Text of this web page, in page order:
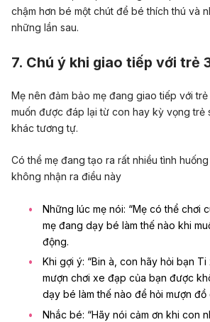
chậm hơn bé một chút để bé thích thú và
những lần sau.
7. Chú ý khi giao tiếp với trẻ
Mẹ nên đảm bảo mẹ đang giao tiếp với
muốn được đáp lại từ con hay kỳ vọng trẻ
khác tương tự.
Có thể mẹ đang tạo ra rất nhiều tình
không nhận ra điều này
Những lúc mẹ nói: “Mẹ có thể chơi
mẹ đang dạy bé làm thế nào khi
động.
Khi gợi ý: “Bin à, con hãy hỏi bạn
mượn chơi xe đạp của bạn được
dạy bé làm thế nào để hỏi mượn đồ
Nhắc bé: “Hãy nói cảm ơn khi con